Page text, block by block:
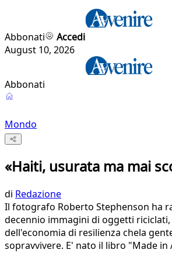
Abbonati
Accedi
August 10, 2026
Abbonati
Mondo
«Haiti, usurata ma mai
di Redazione
Il fotografo Roberto Stephenson ha
decennio immagini di oggetti
dell'economia di resilienza chela
sopravvivere. E' nato il libro "Made in